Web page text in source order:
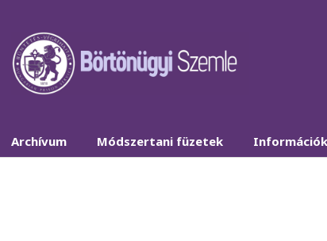
Archívum Módszertani füzetek Információk